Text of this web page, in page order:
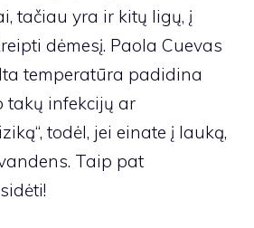
tačiau yra ir kitų ligų, į
dėmesį. Paola Cuevas
temperatūra padidina
takų infekcijų ar
todėl, jei einate į lauką,
Taip pat